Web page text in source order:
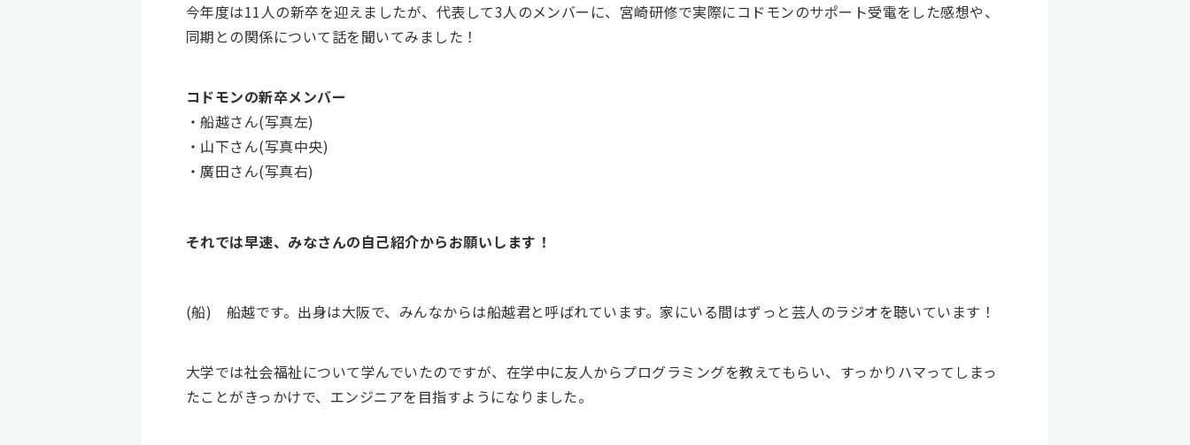
今年度は11人の新卒を迎えましたが、代表して3人のメンバーに、宮崎研修で実際にコドモンのサポート受電をした感想や、
同期との関係について話を聞いてみました！
コドモンの新卒メンバー
・船越さん(写真左)
・山下さん(写真中央)
・廣田さん(写真右)
それでは早速、みなさんの自己紹介からお願いします！
(船) 船越です。出身は大阪で、みんなからは船越君と呼ばれています。家にいる間はずっと芸人のラジオを聴いています！
大学では社会福祉について学んでいたのですが、在学中に友人からプログラミングを教えてもらい、すっかりハマってしまっ
たことがきっかけで、エンジニアを目指すようになりました。